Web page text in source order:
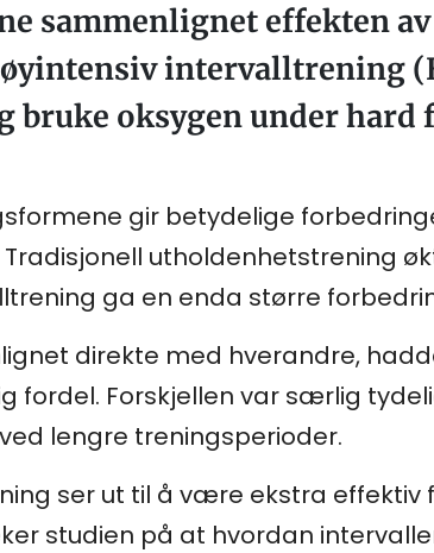
sammenlignet effekten
intervalltrening
bruke oksygen under
gir betydelige
utholdenhetstrening
ga en enda større
direkte med hverandre,
fordel. Forskjellen var særlig
lengre treningsperioder.
ser ut til å være ekstra effektiv
studien på at hvordan